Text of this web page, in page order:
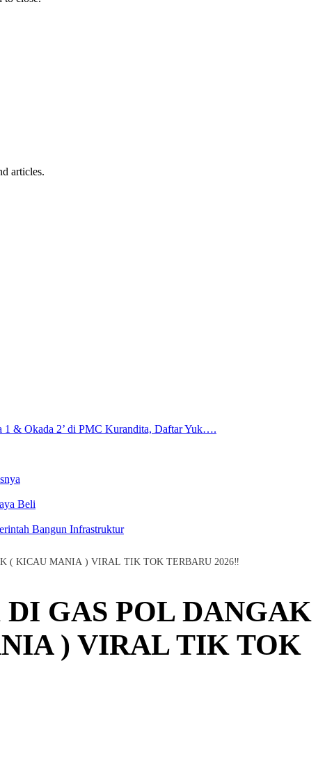
articles.
1 & Okada 2’ di PMC Kurandita, Daftar Yuk….
Beli
Bangun Infrastruktur
( KICAU MANIA ) VIRAL TIK TOK TERBARU 2026‼️
GAS POL DANGAK
) VIRAL TIK TOK